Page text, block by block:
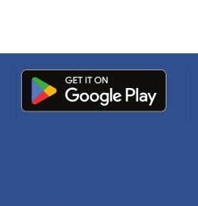
बल्कि बेंगलुरु, अनंतपुर,
को सड़क संपर्क भी मिलेगा.